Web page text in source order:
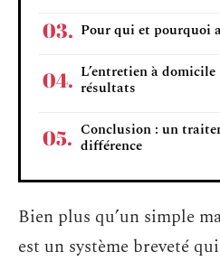
Pour qui et pourquoi
L’entretien à
résultats
Conclusion : un
différence
Bien plus qu’un simple
est un système breveté